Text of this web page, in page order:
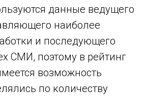
данные ведущего
наиболее
и последующего
СМИ, поэтому в рейтинг
возможность
по количеству